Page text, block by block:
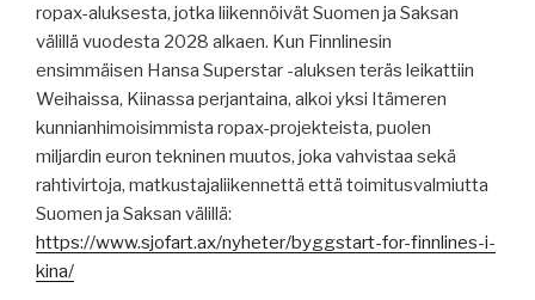
ropax-aluksesta, jotka liikennöivät Suomen ja Saksan
välillä vuodesta 2028 alkaen. Kun Finnlinesin
ensimmäisen Hansa Superstar -aluksen teräs leikattiin
Weihaissa, Kiinassa perjantaina, alkoi yksi Itämeren
kunnianhimoisimmista ropax-projekteista, puolen
miljardin euron tekninen muutos, joka vahvistaa sekä
rahtivirtoja, matkustajaliikennettä että toimitusvalmiutta
Suomen ja Saksan välillä:
https://www.sjofart.ax/nyheter/byggstart-for-finnlines-i-
kina/